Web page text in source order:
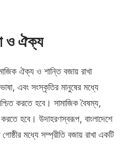
ও ঐক্য
ঐক্য ও শান্তি বজায় রাখা
এবং সংস্কৃতির মানুষের মধ্যে
করতে হবে। সামাজিক বৈষম্য,
হবে। উদাহরণস্বরূপ, বাংলাদেশে
মধ্যে সম্প্রীতি বজায় রাখা একটি